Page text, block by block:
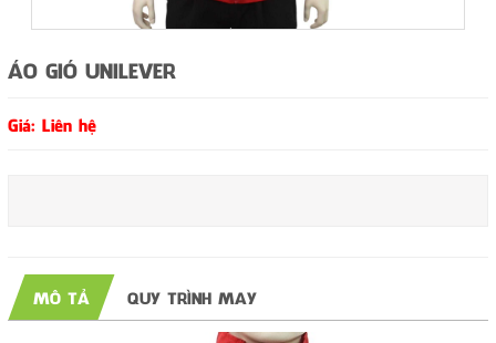
ÁO GIÓ UNILEVER
Giá: Liên hệ
MÔ TẢ QUY TRÌNH MAY